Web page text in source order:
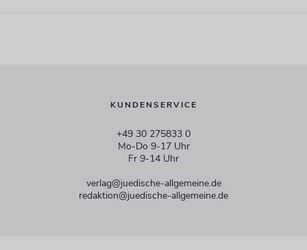
KUNDENSERVICE
+49 30 275833 0
Mo-Do 9-17 Uhr
Fr 9-14 Uhr
verlag@juedische-allgemeine.de
redaktion@juedische-allgemeine.de